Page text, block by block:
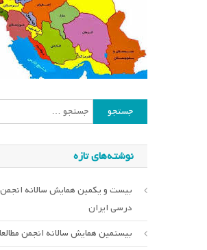
جستجو
برای:
نوشته‌های تازه
بیست و یکمین همایش سالانه انجمن
درسی ایران
بیستمین همایش سالانه انجمن